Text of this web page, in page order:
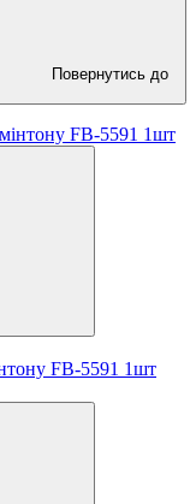
Повернутись до
FB-5591 1шт